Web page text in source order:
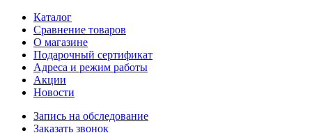
Каталог
Сравнение товаров
О магазине
Подарочный сертификат
Адреса и режим работы
Акции
Новости
Запись на обследование
Заказать звонок